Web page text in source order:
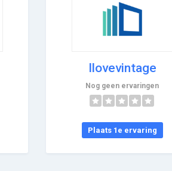
Ilovevintage
Nog geen ervaringen
Plaats 1e ervaring